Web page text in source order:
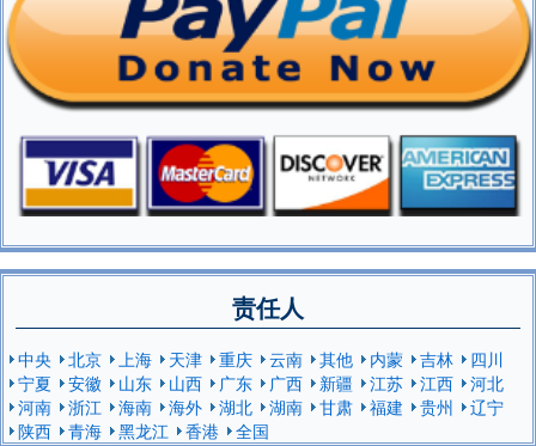
责任人
中央 北京 上海 天津 重庆 云南 其他 内蒙 吉林
四川
宁夏
安徽 山东 山西 广东 广西 新疆 江苏 江西
河北
河南
浙江 海南 海外 湖北 湖南 甘肃 福建 贵州
辽宁
陕西
青海 黑龙江 香港 全国